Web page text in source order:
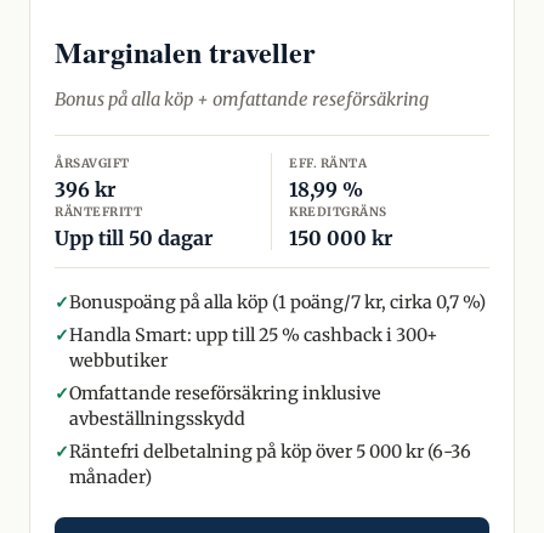
Marginalen traveller
Bonus på alla köp + omfattande reseförsäkring
ÅRSAVGIFT
396 kr
EFF. RÄNTA
18,99 %
RÄNTEFRITT
Upp till 50 dagar
KREDITGRÄNS
150 000 kr
✓Bonuspoäng på alla köp (1 poäng/7 kr, cirka 0,7 %)
✓Handla Smart: upp till 25 % cashback i 300+
webbutiker
✓Omfattande reseförsäkring inklusive
avbeställningsskydd
✓Räntefri delbetalning på köp över 5 000 kr (6-36
månader)